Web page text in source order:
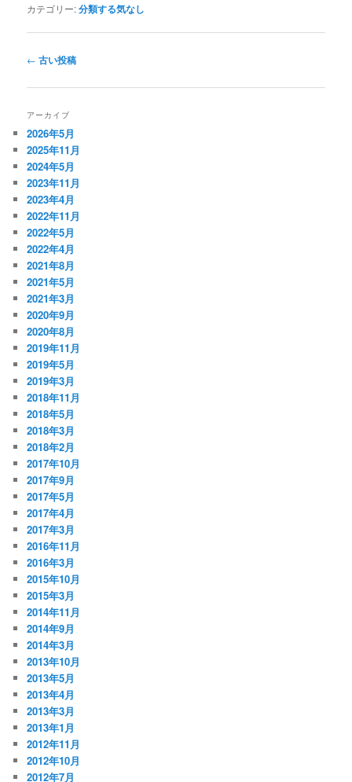
カテゴリー:分類する気なし
投稿ナビゲーション
← 古い投稿
アーカイブ
2026年5月
2025年11月
2024年5月
2023年11月
2023年4月
2022年11月
2022年5月
2022年4月
2021年8月
2021年5月
2021年3月
2020年9月
2020年8月
2019年11月
2019年5月
2019年3月
2018年11月
2018年5月
2018年3月
2018年2月
2017年10月
2017年9月
2017年5月
2017年4月
2017年3月
2016年11月
2016年3月
2015年10月
2015年3月
2014年11月
2014年9月
2014年3月
2013年10月
2013年5月
2013年4月
2013年3月
2013年1月
2012年11月
2012年10月
2012年7月